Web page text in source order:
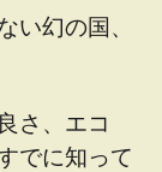
い幻の国、
さ、エコ
でに知って